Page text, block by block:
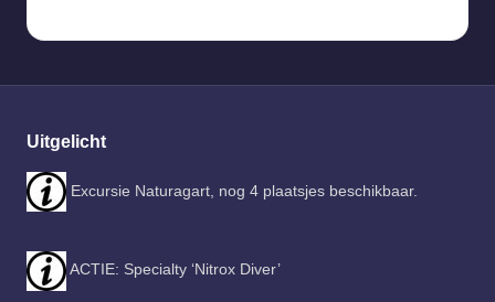
Uitgelicht
Excursie Naturagart, nog 4 plaatsjes beschikbaar.
ACTIE: Specialty ‘Nitrox Diver’